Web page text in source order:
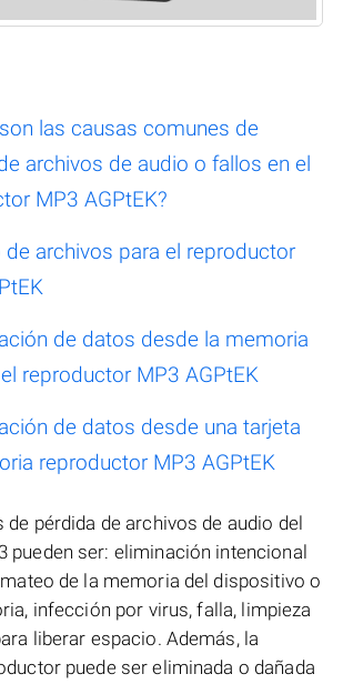
las causas comunes de
archivos de audio o fallos en el
MP3 AGPtEK?
archivos para el reproductor
de datos desde la memoria
reproductor MP3 AGPtEK
de datos desde una tarjeta
reproductor MP3 AGPtEK
de pérdida de archivos de audio del
pueden ser: eliminación intencional
de la memoria del dispositivo o
infección por virus, falla, limpieza
liberar espacio. Además, la
puede ser eliminada o dañada